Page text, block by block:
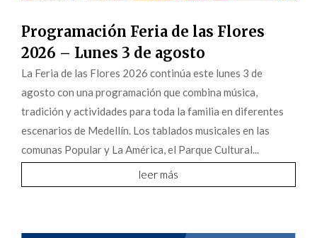
Programación Feria de las Flores
2026 – Lunes 3 de agosto
La Feria de las Flores 2026 continúa este lunes 3 de
agosto con una programación que combina música,
tradición y actividades para toda la familia en diferentes
escenarios de Medellín. Los tablados musicales en las
comunas Popular y La América, el Parque Cultural...
leer más